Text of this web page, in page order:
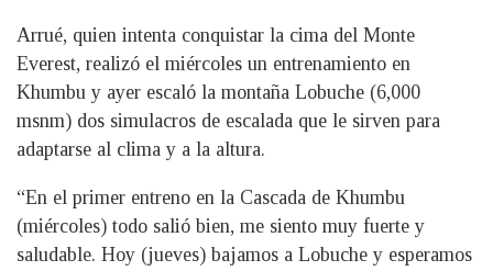
Arrué, quien intenta conquistar la cima del Monte
Everest, realizó el miércoles un entrenamiento en
Khumbu y ayer escaló la montaña Lobuche (6,000
msnm) dos simulacros de escalada que le sirven para
adaptarse al clima y a la altura.
“En el primer entreno en la Cascada de Khumbu
(miércoles) todo salió bien, me siento muy fuerte y
saludable. Hoy (jueves) bajamos a Lobuche y esperamos